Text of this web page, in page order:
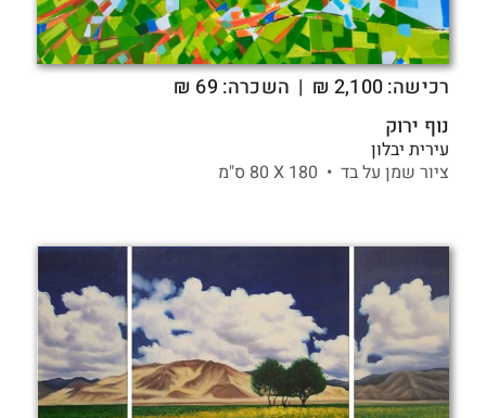
רכישה: ₪ 2,100
| השכרה: 69 ₪
נוף ירוק
עירית יבלון
ציור שמן על בד • 180 X